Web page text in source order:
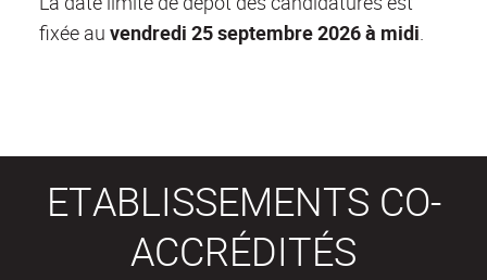
fixée au vendredi 25 septembre 2026 à midi.
ETABLISSEMENTS CO-
ACCRÉDITÉS